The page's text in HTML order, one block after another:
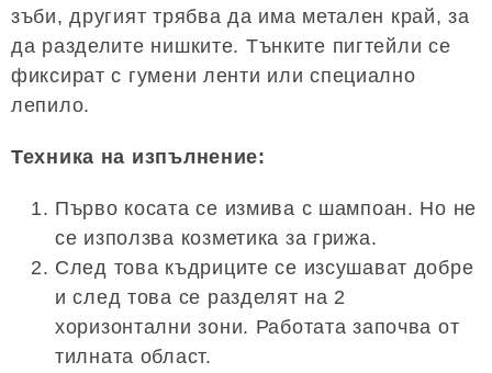
зъби, другият трябва да има метален край, за
да разделите нишките. Тънките пигтейли се
фиксират с гумени ленти или специално
лепило.
Техника на изпълнение:
Първо косата се измива с шампоан. Но не
се използва козметика за грижа.
След това къдриците се изсушават добре
и след това се разделят на 2
хоризонтални зони. Работата започва от
тилната област.